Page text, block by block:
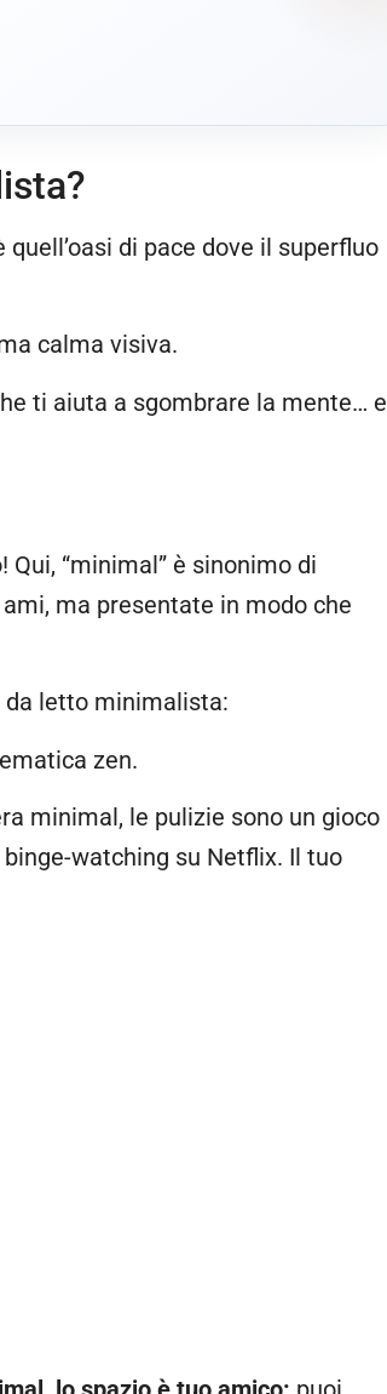
di pace dove il superfluo
calma visiva.
ti aiuta a sgombrare la mente… e
“minimal” è sinonimo di
ma presentate in modo che
da letto minimalista:
zen.
minimal, le pulizie sono un gioco
watching su Netflix. Il tuo